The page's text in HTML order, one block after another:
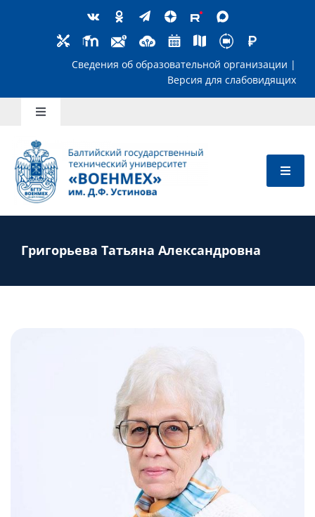
Сведения об образовательной
Toggle
Школьникам
Абитуриентам
Преподавателям
Григорьева Татьяна Александровна